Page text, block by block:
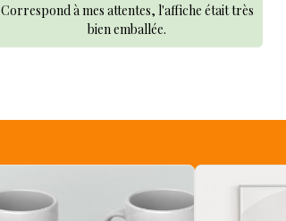
Correspond à mes attentes, l'affiche était très
bien emballée.